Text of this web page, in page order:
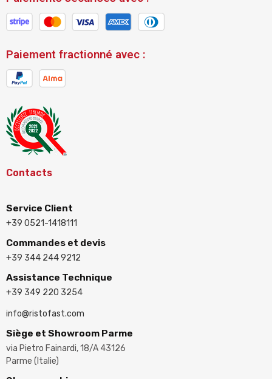
Paiement fractionné avec :
Contacts
Service Client
+39 0521-1418111
Commandes et devis
+39 344 244 9212
Assistance Technique
+39 349 220 3254
info@ristofast.com
Siège et Showroom Parme
via Pietro Fainardi, 18/A 43126
Parme (Italie)